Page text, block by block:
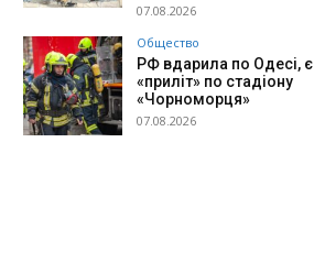
07.08.2026
Общество
РФ вдарила по Одесі, є
«приліт» по стадіону
«Чорноморця»
07.08.2026